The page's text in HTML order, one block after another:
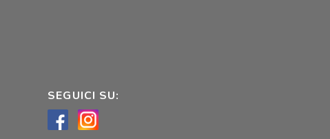
SEGUICI SU: